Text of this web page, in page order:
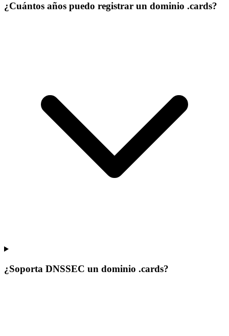
¿Cuántos años puedo registrar un dominio .cards?
¿Soporta DNSSEC un dominio .cards?